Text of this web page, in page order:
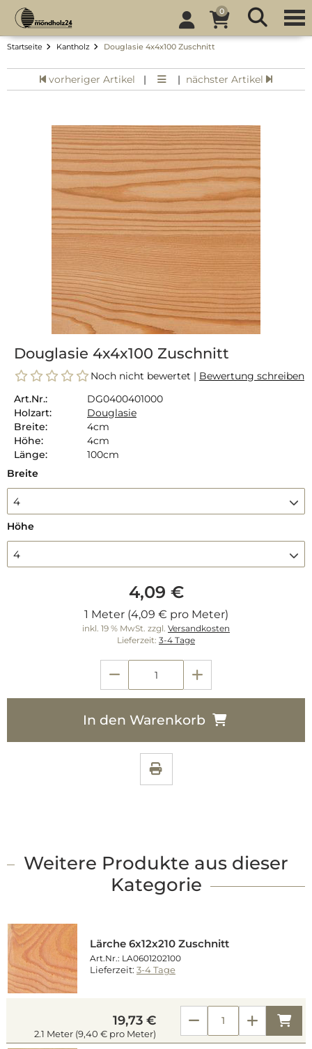
0
Startseite Kantholz Douglasie 4x4x100 Zuschnitt
vorheriger Artikel | | nächster Artikel
Douglasie 4x4x100 Zuschnitt
Noch nicht bewertet | Bewertung schreiben
Art.Nr.:
DG0400401000
Holzart:
Douglasie
Breite:
4cm
Höhe:
4cm
Länge:
100cm
Breite
4
Höhe
4
4,09 €
1 Meter (4,09 € pro Meter)
inkl. 19 % MwSt. zzgl. Versandkosten
Lieferzeit: 3-4 Tage
In den Warenkorb
Weitere Produkte aus dieser
Kategorie
Lärche 6x12x210 Zuschnitt
Art.Nr.: LA0601202100
Lieferzeit: 3-4 Tage
19,73 €
2.1 Meter (9,40 € pro Meter)